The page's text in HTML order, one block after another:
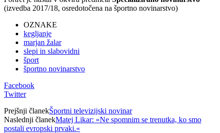
(izvedba 2017/18, osredotočena na športno novinarstvo)
OZNAKE
kegljanje
marjan žalar
slepi in slabovidni
šport
športno novinarstvo
Facebook
Twitter
Prejšnji članekŠportni televizijski novinar
Naslednji članekMatej Likar: »Ne spomnim se trenutka, ko smo
postali evropski prvaki.«